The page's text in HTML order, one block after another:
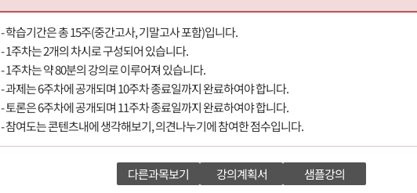
- 학습기간은 총 15주(중간고사, 기말고사 포함)입니다.
- 1주차는 2개의 차시로 구성되어 있습니다.
- 1주차는 약 80분의 강의로 이루어져 있습니다.
- 과제는 6주차에 공개되며 10주차 종료일까지 완료하여야 합니다.
- 토론은 6주차에 공개되며 11주차 종료일까지 완료하여야 합니다.
- 참여도는 콘텐츠내에 생각해보기, 의견나누기에 참여한 점수입니다.
다른과목보기 강의계획서 샘플강의